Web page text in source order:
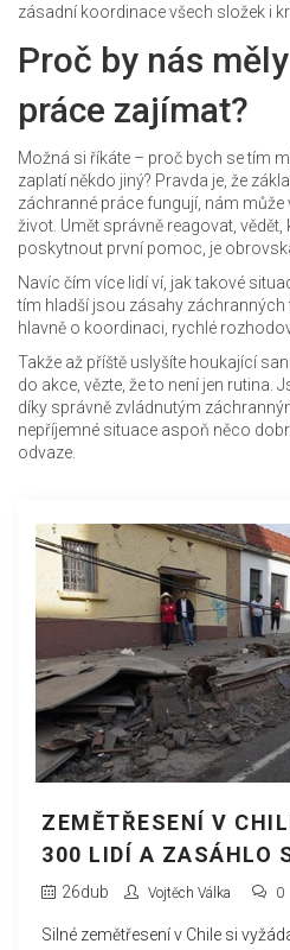
zásadní koordinace všech složek i
Proč by nás
práce zajímat?
Možná si říkáte – proč bych se tím
zaplatí někdo jiný? Pravda je, že
záchranné práce fungují, nám
život. Umět správně reagovat,
poskytnout první pomoc, je
Navíc čím více lidí ví, jak takové
tím hladší jsou zásahy záchranných
hlavně o koordinaci, rychlé
Takže až příště uslyšíte houkající
do akce, vězte, že to není jen rutina.
díky správně zvládnutým
nepříjemné situace aspoň něco
odvaze.
ZEMĚTŘESENÍ V
300 LIDÍ A ZASÁHLO
OBYVATEL
26dub Vojtěch Válka 0
Silné zemětřesení v Chile si